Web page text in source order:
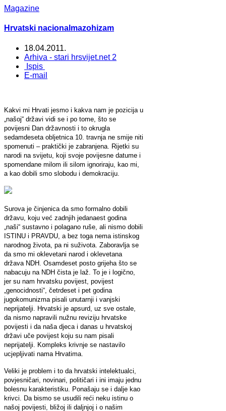
Magazine
Hrvatski nacionalmazohizam
18.04.2011.
Arhiva - stari hrsvijet.net 2
Ispis
E-mail
Kakvi mi Hrvati jesmo i kakva nam je pozicija u
„našoj“ državi vidi se i po tome, što se
povijesni Dan državnosti i to okrugla
sedamdeseta obljetnica 10. travnja ne smije niti
spomenuti – praktički je zabranjena. Rijetki su
narodi na svijetu, koji svoje povijesne datume i
spomendane milom ili silom ignoriraju, kao mi,
a kao dobili smo slobodu i demokraciju.
Surova je činjenica da smo formalno dobili
državu, koju već zadnjih jedanaest godina
„naši“ sustavno i polagano ruše, ali nismo dobili
ISTINU i PRAVDU, a bez toga nema istinskog
narodnog života, pa ni suživota. Zaboravlja se
da smo mi oklevetani narod i oklevetana
država NDH. Osamdeset posto grijeha što se
nabacuju na NDH čista je laž. To je i logično,
jer su nam hrvatsku povijest, povijest
„genocidnosti“, četrdeset i pet godina
jugokomunizma pisali unutarnji i vanjski
neprijatelji. Hrvatski je apsurd, uz sve ostale,
da nismo napravili nužnu reviziju hrvatske
povijesti i da naša djeca i danas u hrvatskoj
državi uče povijest koju su nam pisali
neprijatelji. Kompleks krivnje se nastavilo
ucjepljivati nama Hrvatima.
Veliki je problem i to da hrvatski intelektualci,
povjesničari, novinari, političari i ini imaju jednu
bolesnu karakteristiku. Ponašaju se i dalje kao
krivci. Da bismo se usudili reći neku istinu o
našoj povijesti, bližoj ili daljnjoj i o našim